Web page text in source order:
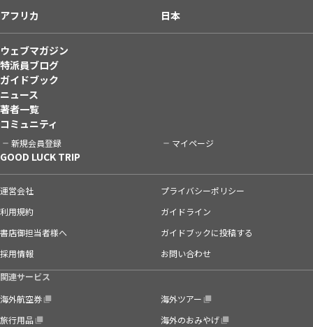
アフリカ
日本
ウェブマガジン
特派員ブログ
ガイドブック
ニュース
著者一覧
コミュニティ
新規会員登録 マイページ
GOOD LUCK TRIP
運営会社
プライバシーポリシー
利用規約
ガイドライン
書店御担当者様へ
ガイドブックに投稿する
採用情報
お問い合わせ
関連サービス
海外航空券
海外ツアー
旅行用品
海外のおみやげ